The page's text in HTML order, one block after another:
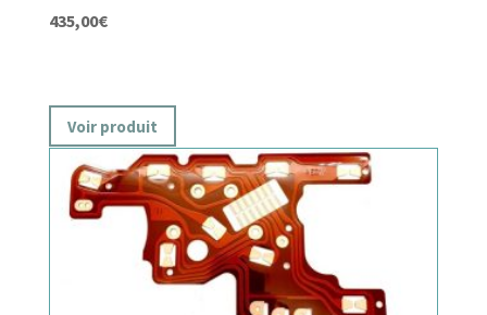
435,00€
Voir produit